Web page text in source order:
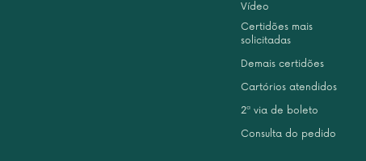
Vídeo
Certidões mais
solicitadas
Demais certidões
Cartórios atendidos
2ª via de boleto
Consulta do pedido